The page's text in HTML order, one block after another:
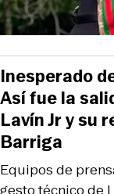
Equipos de
gesto técnico de
Inesperado
Así fue la
Lavín Jr y su
Barriga